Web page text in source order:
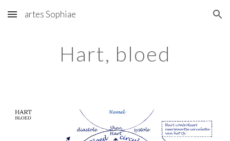
Skip to main content Skip to navigation
artes Sophiae
Hart, bloed